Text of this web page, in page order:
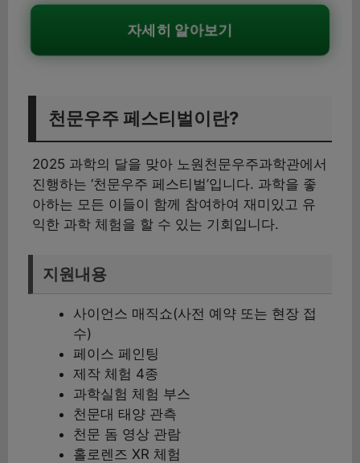
자세히 알아보기
천문우주 페스티벌이란?
2025 과학의 달을 맞아 노원천문우주과학관에서
진행하는 ‘천문우주 페스티벌’입니다. 과학을 좋
아하는 모든 이들이 함께 참여하여 재미있고 유
익한 과학 체험을 할 수 있는 기회입니다.
지원내용
사이언스 매직쇼(사전 예약 또는 현장 접
수)
페이스 페인팅
제작 체험 4종
과학실험 체험 부스
천문대 태양 관측
천문 돔 영상 관람
홀로렌즈 XR 체험